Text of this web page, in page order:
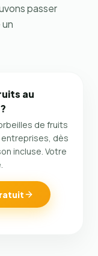
passer
au
de fruits
entreprises, dès
incluse. Votre